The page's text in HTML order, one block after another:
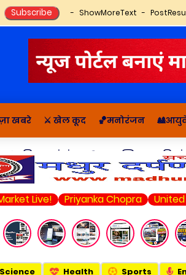
ShowMoreText
खबरे ⚔️ खेल कूद 🏀मनोरंजन
🔬राशिफल, पंचांग 📚आध्यात्मिक कहानियां
Priyanka Chopra United State
Science Health Sports